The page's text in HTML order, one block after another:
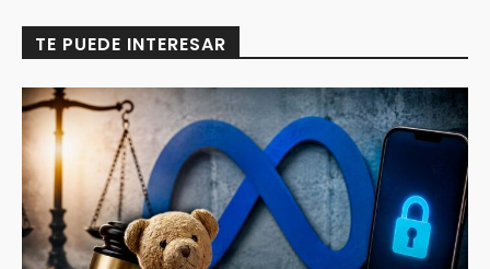
TE PUEDE INTERESAR